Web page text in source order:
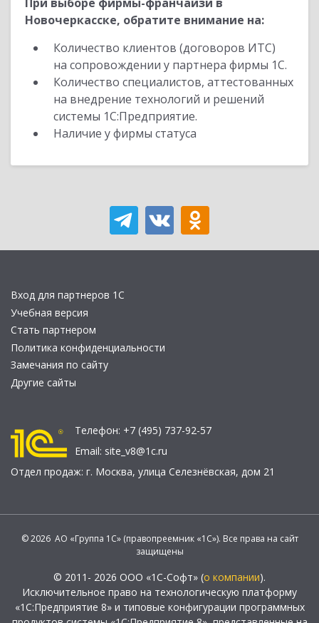
Новочеркасске, обратите внимание на:
Количество клиентов (договоров ИТС)
на сопровождении у партнера фирмы 1С.
Количество специалистов, аттестованных
на внедрение технологий и решений
системы 1С:Предприятие.
Наличие у фирмы статуса
Вход для партнеров 1С
Учебная версия
Стать партнером
Политика конфиденциальности
Замечания по сайту
Другие сайты
Телефон: +7 (495) 737-92-57
Email: site_v8@1c.ru
Отдел продаж: г. Москва, улица Селезнёвская, дом 21
© 2026 АО «Группа 1С» (правопреемник «1С»). Все права на сайт
защищены
© 2011- 2026 ООО «1С-Софт» (о компании).
Исключительное право на технологическую платформу
«1С:Предприятие 8» и типовые конфигурации программных